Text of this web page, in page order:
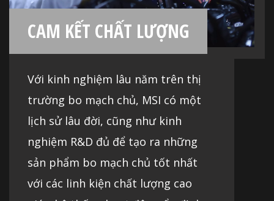
CAM KẾT CHẤT LƯỢNG
Với kinh nghiệm lâu năm trên thị
trường bo mạch chủ, MSI có một
lịch sử lâu đời, cũng như kinh
nghiệm R&D đủ để tạo ra những